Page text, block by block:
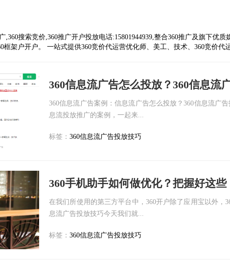
,360搜索竞价,360推广开户投放电话:15801944939,整合360推广及旗下优
框架户开户。 一站式提供360竞价代运营优化师、美工、技术、360竞价代
360信息流广告怎么投放？360信息流
360信息流广告案例：信息流广告怎么投放？360信息流广
息流投放推广的案例，一起来...
标签： 360信息流广告投放技巧
在我们所使用的第三方平台中，360开户除了应用宝以外，
息流广告投放技巧今天我们就...
标签： 360信息流广告投放技巧